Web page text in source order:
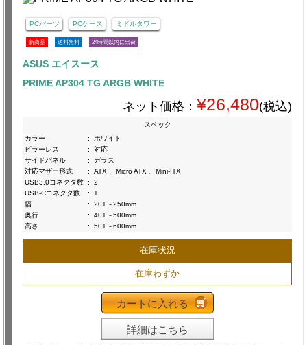
PCパーツ PCケース ミドルタワー
新商品 送料無料 24時間以内に出荷
ASUS エイスース
PRIME AP304 TG ARGB WHITE
ネット価格： ¥26,480(税込)
スペック
カラー
:
ホワイト
ピラーレス
:
対応
サイドパネル
:
ガラス
対応マザー形式
:
ATX 、Micro ATX 、Mini-ITX
USB3.0コネクタ数 :
2
USB-Cコネクタ数
:
1
幅
:
201～250mm
奥行
:
401～500mm
高さ
: 501～600mm
在庫状況
在庫わずか
カートに入れる
詳細はこちら